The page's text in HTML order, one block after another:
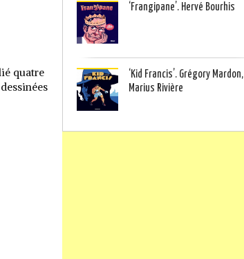
quatre
‘Frangipane’. Hervé Bourhis
‘Kid Francis’. Grégory Mardon,
Marius Rivière